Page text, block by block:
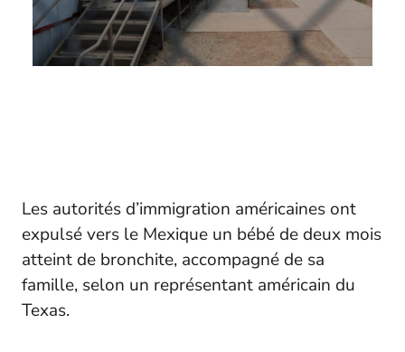
Les autorités d’immigration américaines ont
expulsé vers le Mexique un bébé de deux mois
atteint de bronchite, accompagné de sa
famille, selon un représentant américain du
Texas.